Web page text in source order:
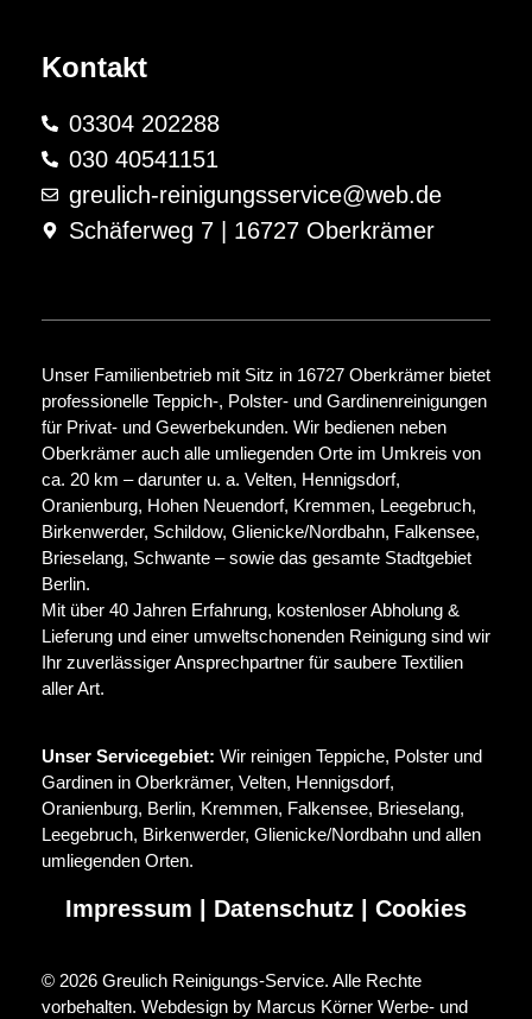
Kontakt
03304 202288
030 40541151
greulich-reinigungsservice@web.de
Schäferweg 7 | 16727 Oberkrämer
Unser Familienbetrieb mit Sitz in 16727 Oberkrämer bietet
professionelle Teppich-, Polster- und Gardinenreinigungen
für Privat- und Gewerbekunden. Wir bedienen neben
Oberkrämer auch alle umliegenden Orte im Umkreis von
ca. 20 km – darunter u. a. Velten, Hennigsdorf,
Oranienburg, Hohen Neuendorf, Kremmen, Leegebruch,
Birkenwerder, Schildow, Glienicke/Nordbahn, Falkensee,
Brieselang, Schwante – sowie das gesamte Stadtgebiet
Berlin.
Mit über 40 Jahren Erfahrung, kostenloser Abholung &
Lieferung und einer umweltschonenden Reinigung sind wir
Ihr zuverlässiger Ansprechpartner für saubere Textilien
aller Art.
Unser Servicegebiet: Wir reinigen Teppiche, Polster und
Gardinen in Oberkrämer, Velten, Hennigsdorf,
Oranienburg, Berlin, Kremmen, Falkensee, Brieselang,
Leegebruch, Birkenwerder, Glienicke/Nordbahn und allen
umliegenden Orten.
Impressum Datenschutz Cookies
© 2026 Greulich Reinigungs-Service. Alle Rechte
vorbehalten. Webdesign by Marcus Körner Werbe- und